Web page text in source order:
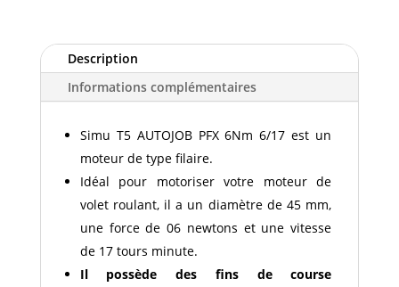
PFX
6NM
Description
Informations complémentaires
Simu T5 AUTOJOB PFX 6Nm 6/17 est un
moteur de type filaire.
Idéal pour motoriser votre moteur de
volet roulant, il a un diamètre de 45 mm,
une force de 06 newtons et une vitesse
de 17 tours minute.
Il possède des fins de course